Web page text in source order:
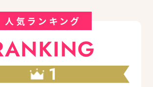
人気ランキング
1